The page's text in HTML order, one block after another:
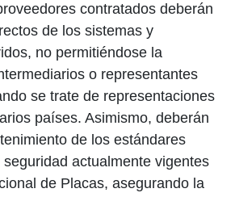
contratados deberán
de los sistemas y
no permitiéndose la
o representantes
se trate de representaciones
países. Asimismo, deberán
de los estándares
actualmente vigentes
de Placas, asegurando la